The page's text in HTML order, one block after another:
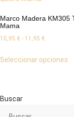
Marco Madera KM305
Mama
10,95 € - 11,95 €Rango
precios:
Seleccionar opciones
Buscar